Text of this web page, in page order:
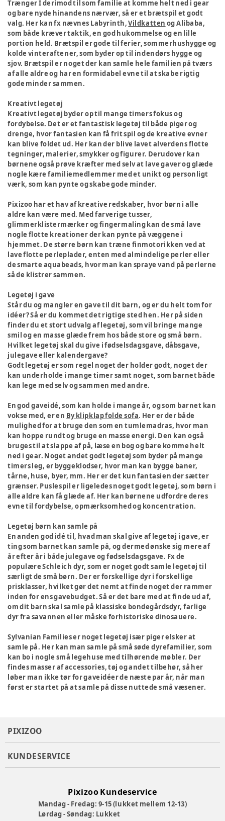
Trænger I derimod til som familie at komme helt ned i gear
og bare nyde hinandens nærvær, så er et brætspil et godt
valg. Her kan fx nævnes Labyrinth,Vildkatten og Alibaba,
som både kræver taktik, en god hukommelse og en lille
portion held. Brætspil er gode til ferier, sommerhushygge og
kolde vinteraftener, som byder op til indendørs hygge og
sjov. Brætspil er noget der kan samle hele familien på tværs
af alle aldre og har en formidabel evne til at skabe rigtig
gode minder sammen.
Kreativt legetøj
Kreativt legetøj byder op til mange timers fokus og
fordybelse. Det er et fantastisk legetøj til både piger og
drenge, hvor fantasien kan få frit spil og de kreative evner
kan blive foldet ud. Her kan der blive lavet alverdens flotte
tegninger, malerier, smykker og figurer. Derudover kan
børnene også prøve kræfter med selv at lave gaver og glæde
nogle kære familiemedlemmer med et unikt og personligt
værk, som kan pynte og skabe gode minder.
Pixizoo har et hav af kreative redskaber, hvor børn i alle
aldre kan være med. Med farverige tusser,
glimmerklistermærker og fingermaling kan de små lave
nogle flotte kreationer der kan pynte på væggene i
hjemmet. De større børn kan træne finmotorikken ved at
lave flotte perleplader, enten med almindelige perler eller
de smarte aquabeads, hvor man kan spraye vand på perlerne
så de klistrer sammen.
Legetøj i gave
Står du og mangler en gave til dit barn, og er du helt tom for
idéer? Så er du kommet det rigtige sted hen. Her på siden
finder du et stort udvalg af legetøj, som vil bringe mange
smil og en masse glæde frem hos både store og små børn.
Hvilket legetøj skal du give i fødselsdagsgave, dåbsgave,
julegave eller kalendergave?
Godt legetøj er som regel noget der holder godt, noget der
kan underholde i mange timer samt noget, som barnet både
kan lege med selv og sammen med andre.
En god gaveidé, som kan holde i mange år, og som barnet kan
vokse med, er en By klipklap folde sofa. Her er der både
mulighed for at bruge den som en tumlemadras, hvor man
kan hoppe rundt og bruge en masse energi. Den kan også
bruges til at slappe af på, læse en bog og bare komme helt
ned i gear. Noget andet godt legetøj som byder på mange
timers leg, er byggeklodser, hvor man kan bygge baner,
tårne, huse, byer, mm. Her er det kun fantasien der sætter
grænser. Puslespil er ligeledes noget godt legetøj, som børn i
alle aldre kan få glæde af. Her kan børnene udfordre deres
evne til fordybelse, opmærksomhed og koncentration.
Legetøj børn kan samle på
En anden god idé til, hvad man skal give af legetøj i gave, er
ting som barnet kan samle på, og dermed ønske sig mere af
år efter år i både julegave og fødselsdagsgave. Fx de
populære Schleich dyr, som er noget godt samle legetøj til
særligt de små børn. Der er forskellige dyr i forskellige
prisklasser, hvilket gør det nemt at finde noget der rammer
inden for ens gavebudget. Så er det bare med at finde ud af,
om dit barn skal samle på klassiske bondegårdsdyr, farlige
dyr fra savannen eller måske forhistoriske dinosauere.
Sylvanian Families er noget legetøj især piger elsker at
samle på. Her kan man samle på små søde dyrefamilier, som
kan bo i nogle små legehuse med tilhørende møbler. Der
findes masser af accessories, tøj og andet tilbehør, så her
løber man ikke tør for gaveidéer de næste par år, når man
først er startet på at samle på disse nuttede små væsener.
PIXIZOO
KUNDESERVICE
Pixizoo Kundeservice
Mandag - Fredag: 9-15 (lukket mellem 12-13)
Lørdag - Søndag: Lukket